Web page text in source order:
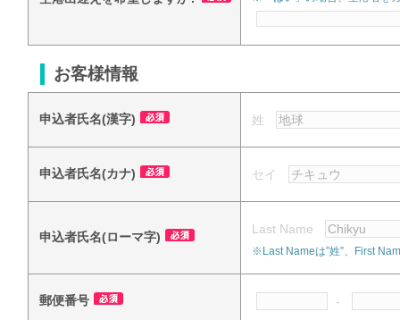
お客様情報
申込者氏名(漢字) 姓
申込者氏名(カナ) セイ
申込者氏名(ローマ字)
Last Name
※Last Nameは”姓”、First
郵便番号 -